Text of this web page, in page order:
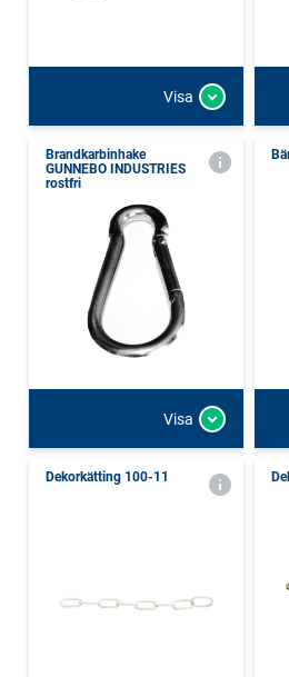
Visa
Brandkarbinhake
GUNNEBO INDUSTRIES
rostfri
Visa
Dekorkätting 100-11